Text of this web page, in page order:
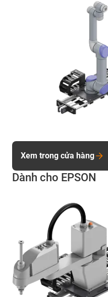
Dành cho EPSON
Xem trong cửa hàng